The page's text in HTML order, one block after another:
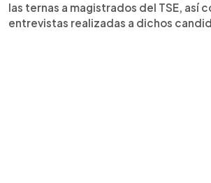
las ternas a magistrados del TSE, así
entrevistas realizadas a dichos